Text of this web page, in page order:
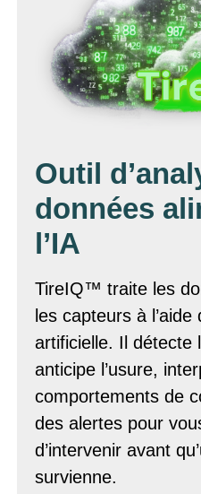
Outil
données
l’IA
TireIQ™ traite les
les capteurs à l’aide
artificielle. Il détecte
anticipe l’usure,
comportements de
des alertes pour
d’intervenir avant
survienne.